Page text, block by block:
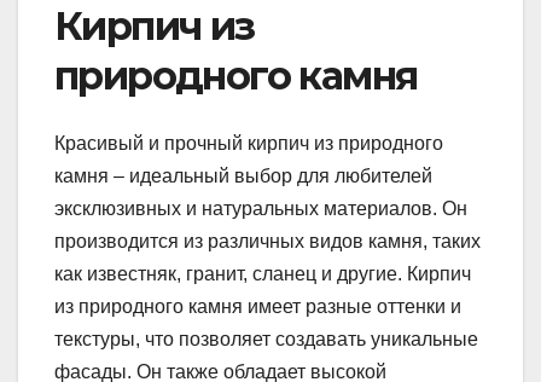
Кирпич из
природного камня
Красивый и прочный кирпич из природного
камня – идеальный выбор для любителей
эксклюзивных и натуральных материалов. Он
производится из различных видов камня, таких
как известняк, гранит, сланец и другие. Кирпич
из природного камня имеет разные оттенки и
текстуры, что позволяет создавать уникальные
фасады. Он также обладает высокой